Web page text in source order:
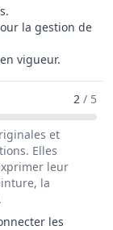
la gestion de
vigueur.
/ 2 / 5
et
Elles
leur
la
les